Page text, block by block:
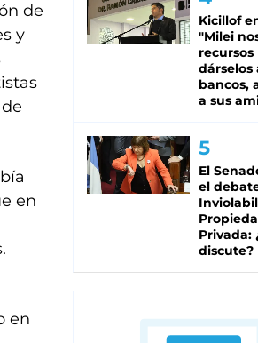
de
y
en
en
Kicillof
"Milei
recursos
dárselos
bancos,
a sus
El
el
Privada:
discute?